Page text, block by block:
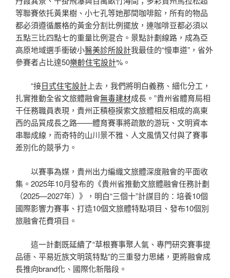
等聯賽依托黃果樹、小七孔等她那間咖啡館，所有的物品
都必須遵循嚴格的黃金分割比例擺放，連咖啡豆都必須以
五點三比四點七的重量比例混合。景點計劃線路，成為亞
高原地域選手衝破小醫美診所設計我最佳的“慢車道”，省外
參賽者占比達50樂齡住宅設計%。
“接日式住宅設計 上去，我們將明白義務、細化分工，
扎實推動全省文旅體融會無毒建材成長。”貴州省體育局相
干任務職員表現，貴州正積極摸索文旅體相反相成的高東
西的品質成長之路——體育賽事將疏散的游玩、文明資本
串聯成線，而奇特的山川景不雅、人文風情又付與了賽事
差別化的競爭力。
以賽事為媒，貴州出力編織文旅體深度融會的平面收
集。2025年10月發布的《貴州省推動文旅體融會任務計劃
（2025—2027年）》，明白“三個十”計謀目的：培養10個
國際影響力賽事、打造10個文旅體特點項目、發布10個別
旅融會花費項目。
這一計劃既延續了“草根賽事聚人氣、專門研究賽事提
品德、平易近族文明筑特點”的三重發力思緒，更將融會成
長推向brand化、國際化新階段。